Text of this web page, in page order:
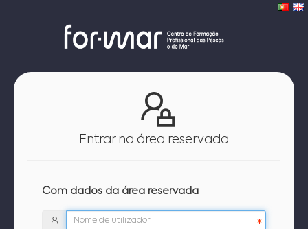
Entrar na área reservada
Com dados da área reservada